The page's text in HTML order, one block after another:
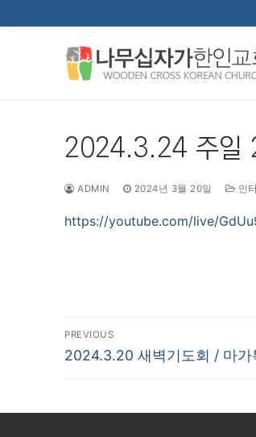
텐
2024.3.24 주일
ADMIN 2024년 3월 20일 인
https://youtube.com/live/
글
탐
PREVIOUS
Previous
2024.3.20 새벽기도회 / 마가